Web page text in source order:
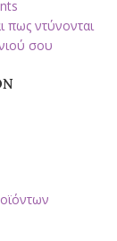
πως ντύνονται
σου